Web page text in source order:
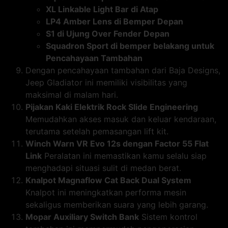
XL Linkable Light Bar di Atap
LP4 Amber Lens di Bemper Depan
S1 di Ujung Over Fender Depan
Squadron Sport di bemper belakang untuk
Pencahayaan Tambahan
Dengan pencahayaan tambahan dari Baja Designs,
Jeep Gladiator ini memiliki visibilitas yang
maksimal di malam hari.
Pijakan Kaki Elektrik Rock Slide Engineering
Memudahkan akses masuk dan keluar kendaraan,
terutama setelah pemasangan lift kit.
Winch Warn VR Evo 12s dengan Factor 55 Flat
Link Peralatan ini memastikan kamu selalu siap
menghadapi situasi sulit di medan berat.
Knalpot Magnaflow Cat Back Dual System
Knalpot ini meningkatkan performa mesin
sekaligus memberikan suara yang lebih garang.
Mopar Auxiliary Switch Bank Sistem kontrol